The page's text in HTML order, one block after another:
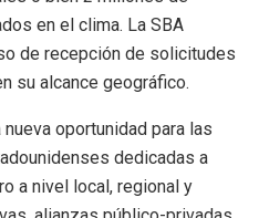
en el clima. La SBA
de recepción de solicitudes
su alcance geográfico.
oportunidad para las
dedicadas a
a nivel local, regional y